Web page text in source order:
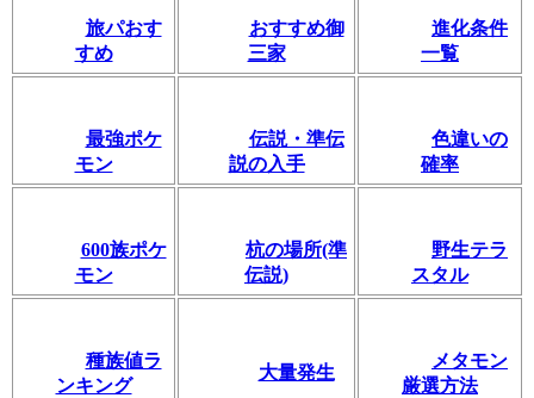
旅パおす
すめ
おすすめ御
三家
進化条件
一覧
最強ポケ
モン
伝説・準伝
説の入手
色違いの
確率
600族ポケ
モン
杭の場所(準
伝説)
野生テラ
スタル
種族値ラ
ンキング
大量発生
メタモン
厳選方法